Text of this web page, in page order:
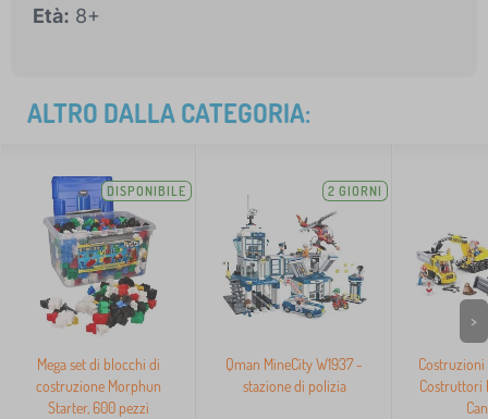
Età: 8+
ALTRO DALLA CATEGORIA:
DISPONIBILE
Mega set di blocchi di
costruzione Morphun
Starter, 600 pezzi
2 GIORNI
Qman MineCity W1937 -
stazione di polizia
Costruttori
>